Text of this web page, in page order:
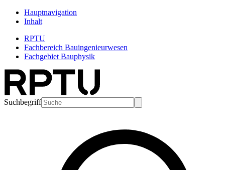
Hauptnavigation
Inhalt
RPTU
Fachbereich Bauingenieurwesen
Fachgebiet Bauphysik
Suchbegriff